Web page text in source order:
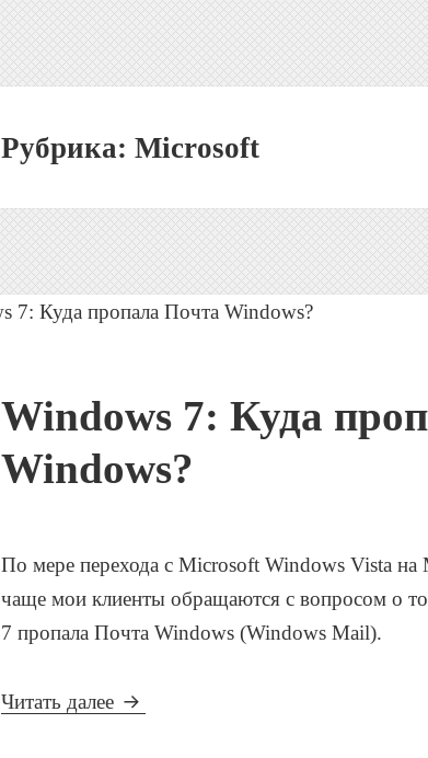
Рубрика:Microsoft
Windows 7: Куда
Windows?
По мере перехода с Microsoft Windows Vista на
чаще мои клиенты обращаются с вопросом о
7 пропала Почта Windows (Windows Mail).
Читать далее Windows 7: Куда пропала Почта